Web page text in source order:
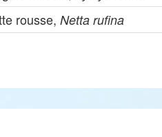
rousse,Netta rufina